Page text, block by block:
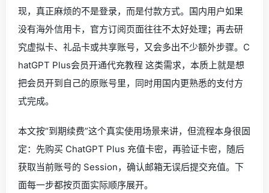
现，真正麻烦的不是登录，而是付款方式。国内用户如果
没有海外信用卡，官方订阅页面往往不太好处理；再去研
究虚拟卡、礼品卡或共享账号，又会多出不少额外步骤。C
hatGPT Plus会员开通代充教程 这类需求，本质上就是想
把会员开到自己的原账号里，同时用国内更熟悉的支付方
式完成。
本文按“到期续费”这个真实使用场景来讲，但流程本身很固
定：先购买 ChatGPT Plus 充值卡密，再验证卡密，随后
获取当前账号的 Session，确认邮箱无误后提交充值。下
面每一步都按页面实际顺序展开。